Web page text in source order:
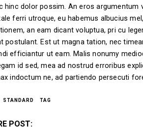
hinc dolor possim. An eros argumentum
ferri utroque, eu habemus albucius
an eam dicant voluptua, pri cu
postulant. Est ut magna tation, nec
efficiantur ut eam. Malis nonumy
id sed, mea ad nostrud erroribus
indoctum ne, ad partiendo persecuti
STANDARD TAG
POST: